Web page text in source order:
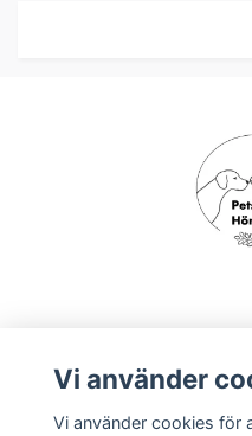
Vi använder
Vi använder cookies för